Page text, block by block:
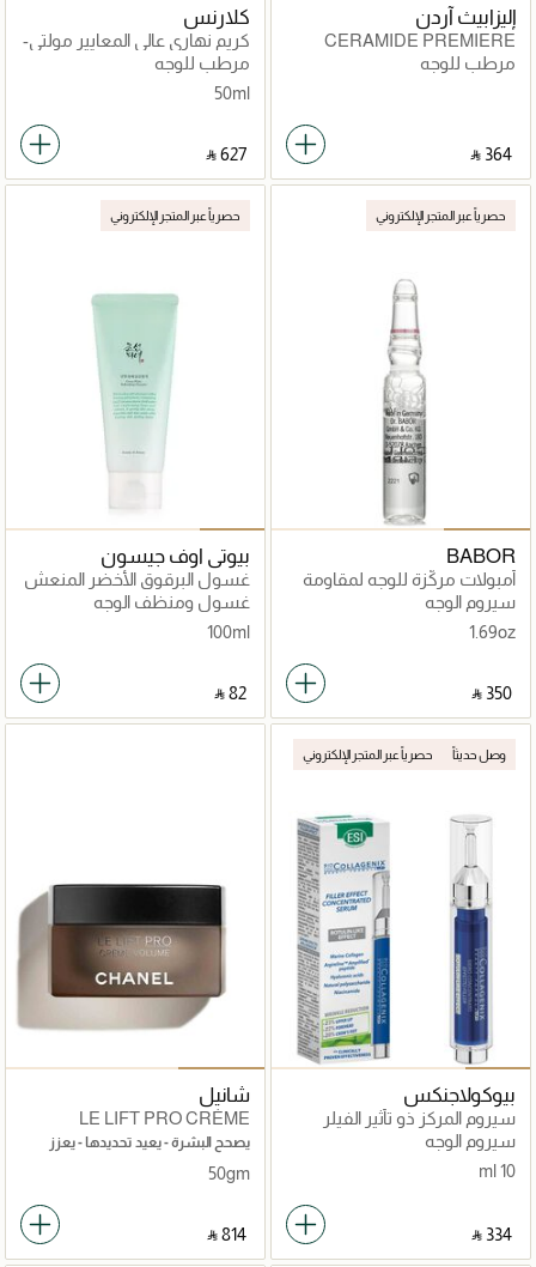
إليزابيث آردن
CERAMIDE PREMIERE
INTENSE MOISTURE AND
RENEWAL
مرطب للوجه
‎ ⃁ ⁦364⁩ ‎
كلارنس
كريم نهاري عالي المعايير مولتي-
انتانسيف
مرطب للوجه
50ml
‎ ⃁ ⁦627⁩ ‎
حصرياً عبر المتجر الإلكتروني
BABOR
أمبولات مركّزة للوجه لمقاومة
علامات التقدّم بالسن وشد
البشرة
سيروم الوجه
1.69oz
‎ ⃁ ⁦350⁩ ‎
حصرياً عبر المتجر الإلكتروني
بيوتي اوف جيسون
غسول البرقوق الأخضر المنعش
غسول ومنظف الوجه
100ml
‎ ⃁ ⁦82⁩ ‎
وصل حديثاً حصرياً عبر المتجر الإلكتروني
بيوكولاجنكس
سيروم المركز ذو تأثير الفيلر
سيروم الوجه
10 ml
‎ ⃁ ⁦334⁩ ‎
شانيل
LE LIFT PRO CRÈME
VOLUME
يصحح البشرة - يعيد تحديدها - يعزز
امتلاءها
50gm
‎ ⃁ ⁦814⁩ ‎